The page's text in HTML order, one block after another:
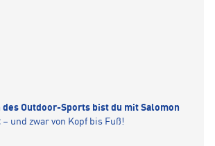
des Outdoor-Sports bist du mit Salomon
– und zwar von Kopf bis Fuß!